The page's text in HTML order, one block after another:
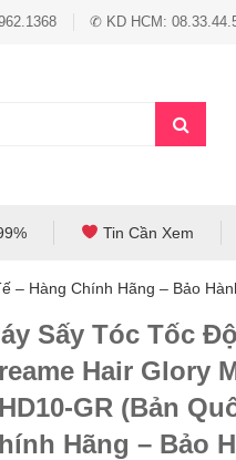
✆ KD HCM:
Tin Cần Xem
– Hàng Chính Hãng – Bảo
Sấy Tóc Tốc
Hair Glory
GR (Bản
Hãng – Bảo